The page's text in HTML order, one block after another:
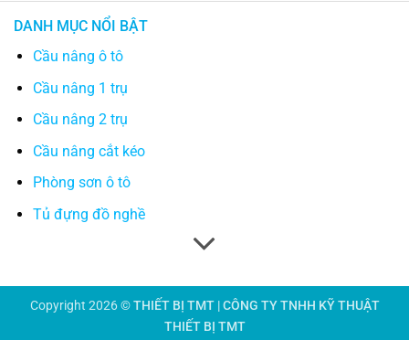
DANH MỤC NỔI BẬT
Cầu nâng ô tô
Cầu nâng 1 trụ
Cầu nâng 2 trụ
Cầu nâng cắt kéo
Phòng sơn ô tô
Tủ đựng đồ nghề
Copyright 2026 ©THIẾT BỊ TMT | CÔNG TY TNHH KỸ THUẬT
THIẾT BỊ TMT